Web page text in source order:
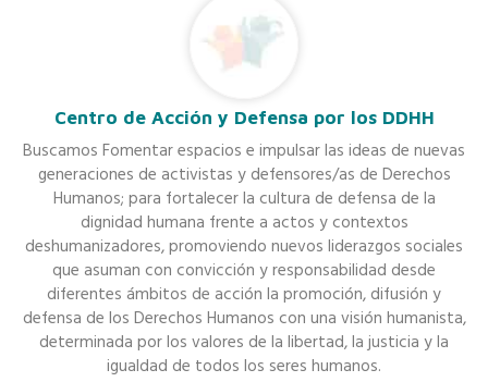
Centro de Acción y Defensa por los DDHH
Buscamos Fomentar espacios e impulsar las ideas de nuevas
generaciones de activistas y defensores/as de Derechos
Humanos; para fortalecer la cultura de defensa de la
dignidad humana frente a actos y contextos
deshumanizadores, promoviendo nuevos liderazgos sociales
que asuman con convicción y responsabilidad desde
diferentes ámbitos de acción la promoción, difusión y
defensa de los Derechos Humanos con una visión humanista,
determinada por los valores de la libertad, la justicia y la
igualdad de todos los seres humanos.